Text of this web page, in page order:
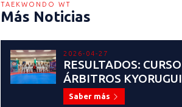
TAEKWONDO WT
Más Noticias
2026-04-27
RESULTADOS: CURSO
ÁRBITROS KYORUGUI
Saber más